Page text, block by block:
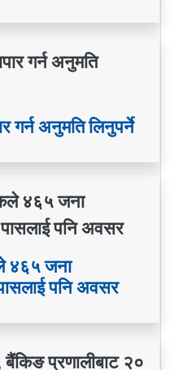
गर्न अनुमति लिनुपर्ने
४६५ जना
पनि अवसर